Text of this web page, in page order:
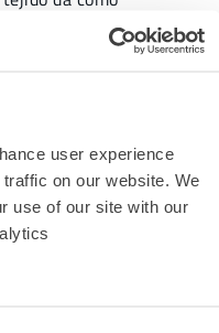
user experience
on our website. We
use of our site with our
y silencioso que
tiene hoyuelos de
agentes
de riesgo
más altas. Ha
contra siete
por lo que es
antiterroristas y